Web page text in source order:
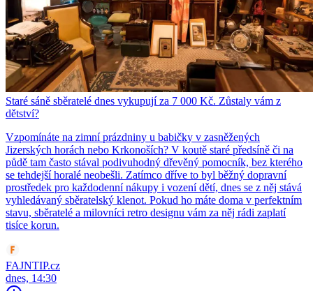
Staré sáně sběratelé dnes vykupují za 7 000 Kč. Zůstaly vám z
dětství?
Vzpomínáte na zimní prázdniny u babičky v zasněžených
Jizerských horách nebo Krkonoších? V koutě staré předsíně či na
půdě tam často stával podivuhodný dřevěný pomocník, bez kterého
se tehdejší horalé neobešli. Zatímco dříve to byl běžný dopravní
prostředek pro každodenní nákupy i vození dětí, dnes se z něj stává
vyhledávaný sběratelský klenot. Pokud ho máte doma v perfektním
stavu, sběratelé a milovníci retro designu vám za něj rádi zaplatí
tisíce korun.
FAJNTIP.cz
dnes, 14:30